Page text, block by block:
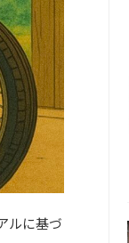
ルに基づ